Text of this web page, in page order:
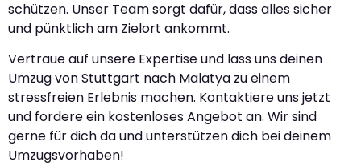
schützen. Unser Team sorgt dafür, dass alles sicher
und pünktlich am Zielort ankommt.
Vertraue auf unsere Expertise und lass uns deinen
Umzug von Stuttgart nach Malatya zu einem
stressfreien Erlebnis machen. Kontaktiere uns jetzt
und fordere ein kostenloses Angebot an. Wir sind
gerne für dich da und unterstützen dich bei deinem
Umzugsvorhaben!